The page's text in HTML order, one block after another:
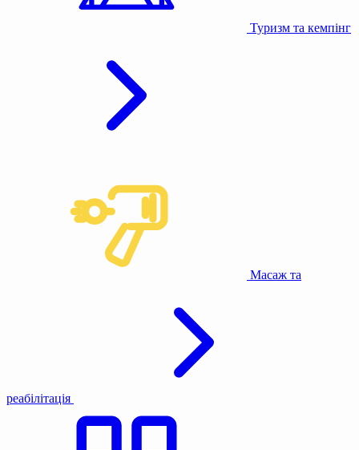
Туризм та кемпінг
Масаж та
реабілітація